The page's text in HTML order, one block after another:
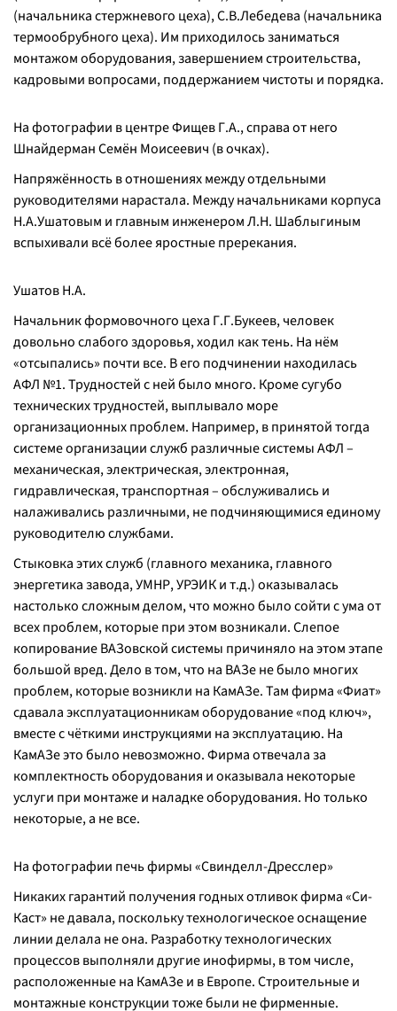
(начальника стержневого цеха), С.В.Лебедева (начальника
термообрубного цеха). Им приходилось заниматься
монтажом оборудования, завершением строительства,
кадровыми вопросами, поддержанием чистоты и порядка.
На фотографии в центре Фищев Г.А., справа от него
Шнайдерман Семён Моисеевич (в очках).
Напряжённость в отношениях между отдельными
руководителями нарастала. Между начальниками корпуса
Н.А.Ушатовым и главным инженером Л.Н. Шаблыгиным
вспыхивали всё более яростные пререкания.
Ушатов Н.А.
Начальник формовочного цеха Г.Г.Букеев, человек
довольно слабого здоровья, ходил как тень. На нём
«отсыпались» почти все. В его подчинении находилась
АФЛ №1. Трудностей с ней было много. Кроме сугубо
технических трудностей, выплывало море
организационных проблем. Например, в принятой тогда
системе организации служб различные системы АФЛ –
механическая, электрическая, электронная,
гидравлическая, транспортная – обслуживались и
налаживались различными, не подчиняющимися единому
руководителю службами.
Стыковка этих служб (главного механика, главного
энергетика завода, УМНР, УРЭИК и т.д.) оказывалась
настолько сложным делом, что можно было сойти с ума от
всех проблем, которые при этом возникали. Слепое
копирование ВАЗовской системы причиняло на этом этапе
большой вред. Дело в том, что на ВАЗе не было многих
проблем, которые возникли на КамАЗе. Там фирма «Фиат»
сдавала эксплуатационникам оборудование «под ключ»,
вместе с чёткими инструкциями на эксплуатацию. На
КамАЗе это было невозможно. Фирма отвечала за
комплектность оборудования и оказывала некоторые
услуги при монтаже и наладке оборудования. Но только
некоторые, а не все.
На фотографии печь фирмы «Свинделл-Дресслер»
Никаких гарантий получения годных отливок фирма «Си-
Каст» не давала, поскольку технологическое оснащение
линии делала не она. Разработку технологических
процессов выполняли другие инофирмы, в том числе,
расположенные на КамАЗе и в Европе. Строительные и
монтажные конструкции тоже были не фирменные.